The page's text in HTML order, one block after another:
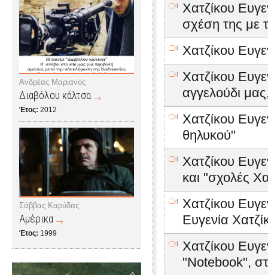
Ανδρέας Μαριανός
Διαβόλου κάλτσα
Έτος: 2012
Σάββας Καρύδας
Αμέρικα
Έτος: 1999
Χατζίκου
σχέση της με
Χατζίκου
Χατζίκου
αγγελούδι
Χατζίκου
θηλυκού"
Χατζίκου
και "σχολές
Χατζίκου
Ευγενία
Χατζίκου
"Notebook",